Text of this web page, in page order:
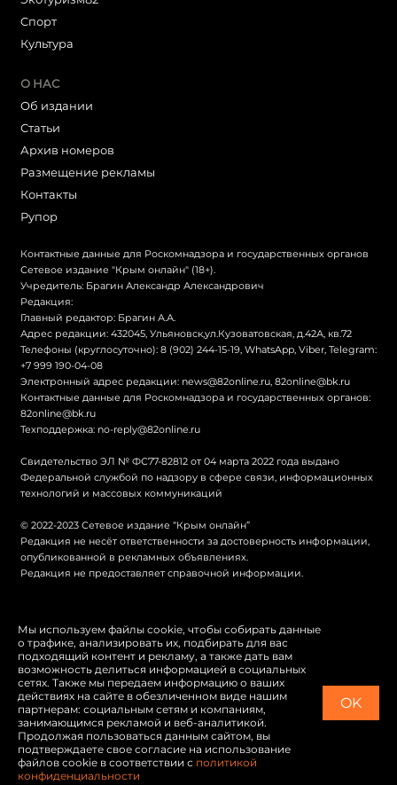
Cпорт
Культура
О НАС
Об издании
Статьи
Архив номеров
Размещение рекламы
Контакты
Рупор
Контактные данные для Роскомнадзора и государственных органов
Сетевое издание "Крым онлайн" (18+).
Учредитель: Брагин Александр Александрович
Редакция:
Главный редактор: Брагин А.А.
Адрес редакции: 432045, Ульяновск,ул.Кузоватовская, д.42А, кв.72
Телефоны (круглосуточно): 8 (902) 244-15-19, WhatsApp, Viber, Telegram:
+7 999 190-04-08
Электронный адрес редакции: news@82online.ru, 82online@bk.ru
Контактные данные для Роскомнадзора и государственных органов:
82online@bk.ru
Техподдержка: no-reply@82online.ru
Свидетельство ЭЛ № ФС77-82812 от 04 марта 2022 года выдано
Федеральной службой по надзору в сфере связи, информационных
технологий и массовых коммуникаций
© 2022-2023 Сетевое издание “Крым онлайн”
Редакция не несёт ответственности за достоверность информации,
опубликованной в рекламных объявлениях.
Редакция не предоставляет справочной информации.
© Крым онлайн
Политика конфиденциальности
Карта сайта
Switch to English
Мы используем файлы cookie, чтобы собирать данные
о трафике, анализировать их, подбирать для вас
подходящий контент и рекламу, а также дать вам
возможность делиться информацией в социальных
сетях. Также мы передаем информацию о ваших
действиях на сайте в обезличенном виде нашим
партнерам: социальным сетям и компаниям,
занимающимся рекламой и веб-аналитикой.
Продолжая пользоваться данным сайтом, вы
подтверждаете свое согласие на использование
файлов cookie в соответствии с политикой
конфиденциальности
OK